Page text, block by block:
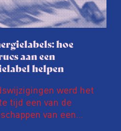
hoe
aan een
helpen
werd het
tijd een van de
van een